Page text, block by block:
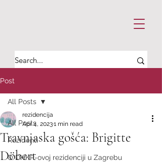
Post
All Posts
Rezidenti
O DHKP-ovoj rezidenciji u Zagrebu
All Posts
Travnjaska gošća: Brigitte
Döbert
rezidencija
Apr 4, 20231 min read